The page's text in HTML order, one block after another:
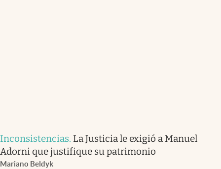
Inconsistencias. La Justicia le exigió a Manuel
Adorni que justifique su patrimonio
Mariano Beldyk